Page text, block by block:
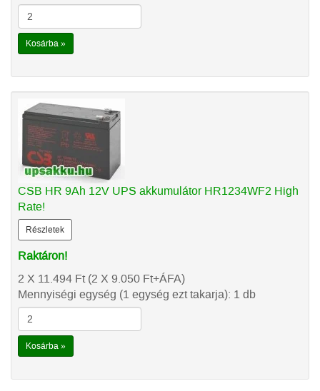
Kosárba »
CSB HR 9Ah 12V UPS akkumulátor HR1234WF2 High
Rate!
Részletek
Raktáron!
2 X 11.494 Ft(2 X 9.050 Ft+ÁFA)
Mennyiségi egység (1 egység ezt takarja): 1 db
Kosárba »